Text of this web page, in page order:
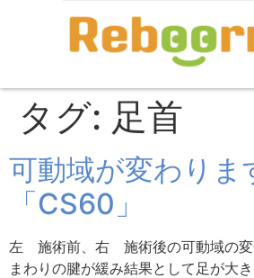
タグ: 足首
可動域が変わりま
「CS60」
左 施術前、右 施術後の可動域の変
まわりの腱が緩み結果として足が大